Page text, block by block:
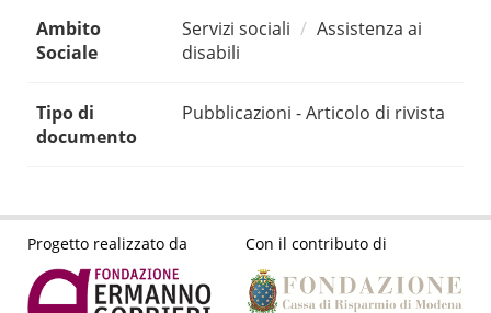
Ambito
Sociale
Servizi sociali
Assistenza ai
disabili
Tipo di
documento
Pubblicazioni - Articolo di rivista
Progetto realizzato da Con il contributo di